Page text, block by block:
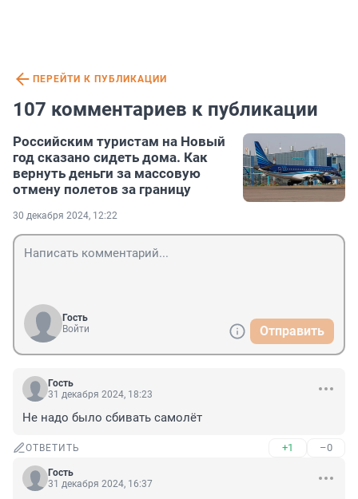
ПЕРЕЙТИ К ПУБЛИКАЦИИ
107 комментариев к публикации
Российским туристам на Новый
год сказано сидеть дома. Как
вернуть деньги за массовую
отмену полетов за границу
30 декабря 2024, 12:22
Гость
Войти
Отправить
Гость
31 декабря 2024, 18:23
Не надо было сбивать самолёт
ОТВЕТИТЬ +1 –0
Гость
31 декабря 2024, 16:37